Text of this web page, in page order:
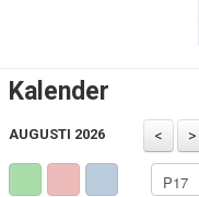
DOKUMENT
Kalender
AUGUSTI 2026